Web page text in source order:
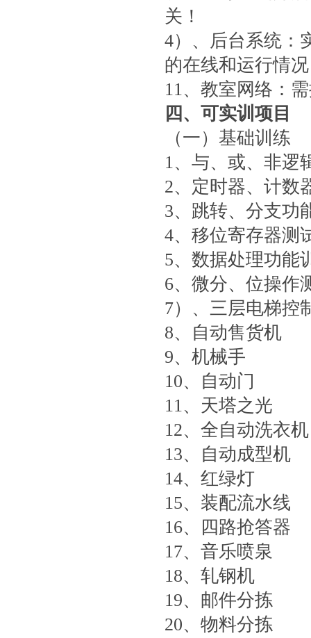
关！
4）、后台系统：
的在线和运行情
11、教室网络：
四、可实训项目
（一）基础训练
1、与、或、非逻
2、定时器、计数
3、跳转、分支功
4、移位寄存器测
5、数据处理功能
6、微分、位操作
7）、三层电梯控
8、自动售货机
9、机械手
10、自动门
11、天塔之光
12、全自动洗衣机
13、自动成型机
14、红绿灯
15、装配流水线
16、四路抢答器
17、音乐喷泉
18、轧钢机
19、邮件分拣
20、物料分拣